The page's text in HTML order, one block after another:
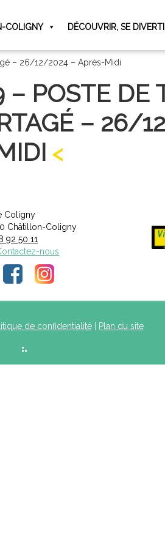
COLIGNY DÉCOUVRIR, SE
– 26/12/2024 – Après-Midi
POSTE DE
– 26/
Coligny
Châtillon-Coligny
92 50 11
nous
de confidentialité| Plan du site